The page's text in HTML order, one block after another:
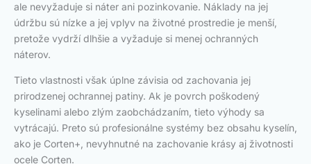
ale nevyžaduje si náter ani pozinkovanie. Náklady na jej
údržbu sú nízke a jej vplyv na životné prostredie je menší,
pretože vydrží dlhšie a vyžaduje si menej ochranných
náterov.
Tieto vlastnosti však úplne závisia od zachovania jej
prirodzenej ochrannej patiny. Ak je povrch poškodený
kyselinami alebo zlým zaobchádzaním, tieto výhody sa
vytrácajú. Preto sú profesionálne systémy bez obsahu kyselín,
ako je Corten+, nevyhnutné na zachovanie krásy aj životnosti
ocele Corten.